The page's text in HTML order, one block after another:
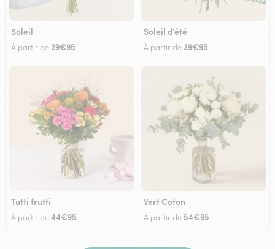
Soleil
À partir de 29€95
Soleil d'été
À partir de 39€95
Tutti frutti
À partir de44€95
Vert Coton
À partir de 54€95